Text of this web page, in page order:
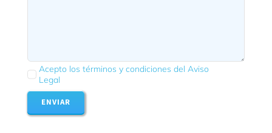
Acepto los términos y condiciones del Aviso
Legal
ENVIAR